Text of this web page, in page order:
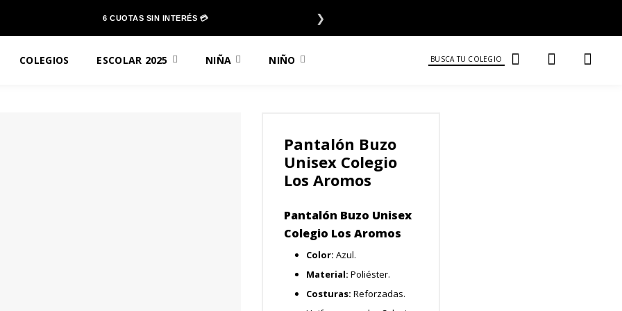
6 CUOTAS SIN INTERÉS 💳 ❯
COLEGIOS ESCOLAR 2025 NIÑA NIÑO BUSCA TU COLEGIO
Pantalón Buzo
Unisex Colegio
Los Aromos
Pantalón Buzo Unisex
Colegio Los Aromos
Color: Azul.
Material: Poliéster.
Costuras: Reforzadas.